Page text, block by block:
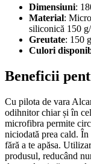
Dimensiuni:
Material:
siliconică 150
Greutate: 150
Culori
Beneficii
Cu pilota de vara
odihnitor chiar și în
microfibra permite
niciodată prea cald.
fără a te apăsa.
produsul, reducând